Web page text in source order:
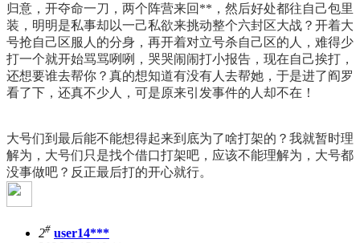
归意，开夺命一刀，两个阵营来回**，然后好处都往自己包里
装，明明是私事却以一己私欲来挑动整个六封区大战？开着大
号抢自己区服人的分身，再开着对立号杀自己区的人，难得少
打一个就开始骂骂咧咧，哭哭闹闹打小报告，现在自己挨打，
还想要谁去帮你？真的想知道有没有人去帮她，于是进了阎罗
看了下，还真不少人，可是原来引发事件的 人却不在 ！
大号们到最后能不能想得起来到底为了啥打架的？我就暂时理
解为，大号们只是找个借口打架吧，应该不能理解为，大号都
没事做吧？反正最后打的开心就行。
2# user14***